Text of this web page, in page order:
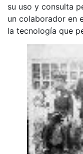
su uso y consulta
un colaborador en
la tecnología que